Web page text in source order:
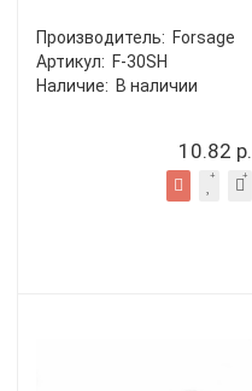
Производитель: Forsage
Артикул: F-30SH
Наличие: В наличии
10.82 р.